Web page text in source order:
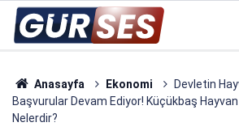
Anasayfa Ekonomi
Devletin
Başvurular Devam Ediyor! Küçükbaş
Nelerdir?